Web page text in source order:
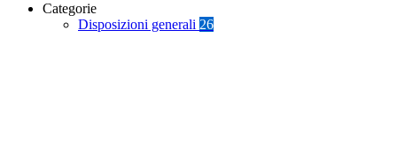
Categorie
Disposizioni generali 26